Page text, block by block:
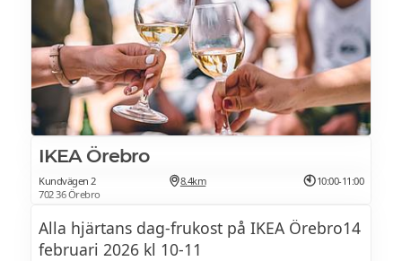
IKEA Örebro
Kundvägen 2
702 36 Örebro
8.4km 10:00-11:00
Alla hjärtans dag-frukost på IKEA Örebro14
februari 2026 kl 10-11